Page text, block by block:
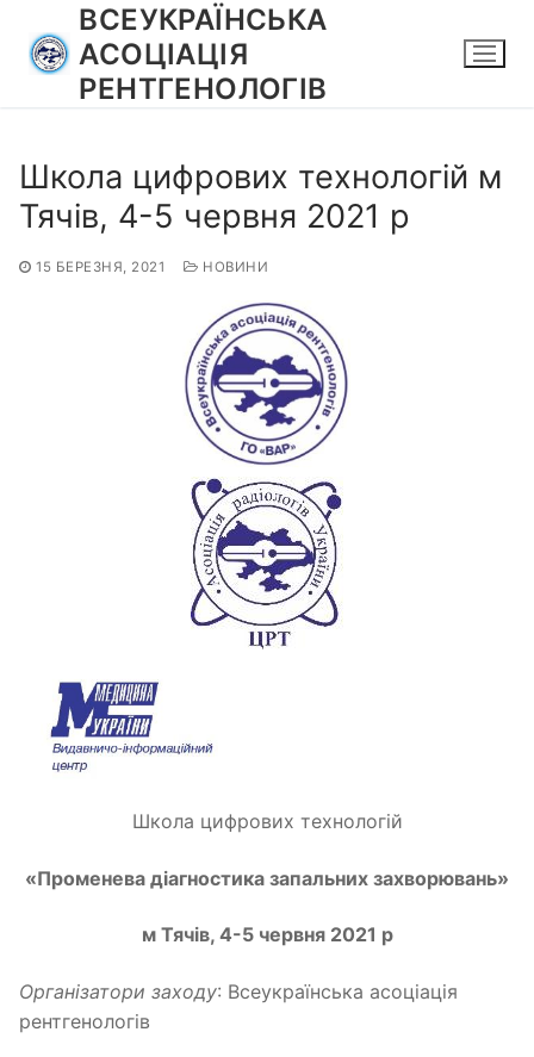
вмісту
ВСЕУКРАЇНСЬКА
АСОЦІАЦІЯ
РЕНТГЕНОЛОГІВ
Школа цифрових технологій м
Тячів, 4-5 червня 2021 р
15 БЕРЕЗНЯ, 2021 НОВИНИ
Школа цифрових технологій
«Променева діагностика запальних захворювань»
м Тячів, 4-5 червня 2021 р
Організатори заходу: Всеукраїнська асоціація
рентгенологів